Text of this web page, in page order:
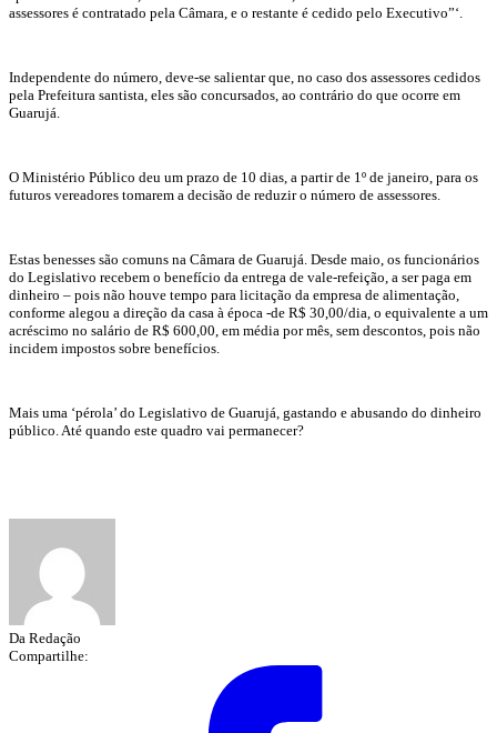
assessores é contratado pela Câmara, e o restante é cedido pelo Executivo”‘.
Independente do número, deve-se salientar que, no caso dos assessores cedidos
pela Prefeitura santista, eles são concursados, ao contrário do que ocorre em
Guarujá.
O Ministério Público deu um prazo de 10 dias, a partir de 1º de janeiro, para os
futuros vereadores tomarem a decisão de reduzir o número de assessores.
Estas benesses são comuns na Câmara de Guarujá. Desde maio, os funcionários
do Legislativo recebem o benefício da entrega de vale-refeição, a ser paga em
dinheiro – pois não houve tempo para licitação da empresa de alimentação,
conforme alegou a direção da casa à época -de R$ 30,00/dia, o equivalente a um
acréscimo no salário de R$ 600,00, em média por mês, sem descontos, pois não
incidem impostos sobre benefícios.
Mais uma ‘pérola’ do Legislativo de Guarujá, gastando e abusando do dinheiro
público. Até quando este quadro vai permanecer?
Da Redação
Compartilhe: